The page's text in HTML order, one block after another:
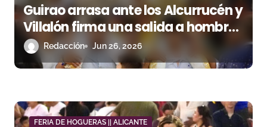
Guirao arrasa ante los Alcurrucén y
Villalón firma una salida a hombros
de peso
Redacción Jun 26, 2026
FERIA DE HOGUERAS || ALICANTE